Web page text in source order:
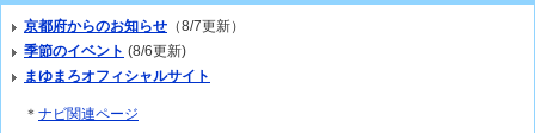
京都府からのお知らせ （8/7更新）
季節のイベント (8/6更新)
まゆまろオフィシャルサイト
＊ ナビ関連ページ